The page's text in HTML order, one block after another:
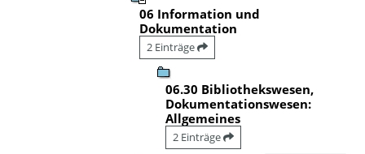
06 Information und
Dokumentation
2 Einträge
06.30 Bibliothekswesen,
Dokumentationswesen:
Allgemeines
2 Einträge